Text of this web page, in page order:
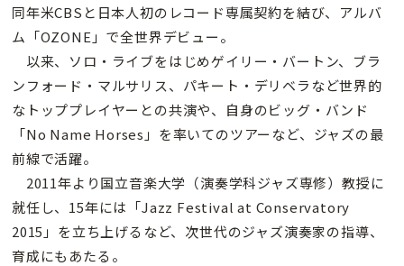
同年米CBSと日本人初のレコード専属契約を結び、アルバ
ム「OZONE」で全世界デビュー。
以来、ソロ・ライブをはじめゲイリー・バートン、ブラ
ンフォード・マルサリス、パキート・デリベラなど世界的
なトッププレイヤーとの共演や、自身のビッグ・バンド
「No Name Horses」を率いてのツアーなど、ジャズの最
前線で活躍。
2011年より国立音楽大学（演奏学科ジャズ専修）教授に
就任し、15年には「Jazz Festival at Conservatory
2015」を立ち上げるなど、次世代のジャズ演奏家の指導、
育成にもあたる。